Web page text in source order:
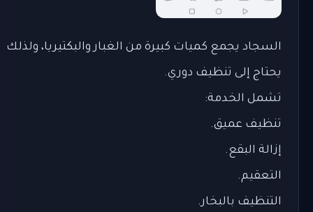
السجاد يجمع كميات كبيرة من الغبار والبكتيريا، ولذلك
يحتاج إلى تنظيف دوري.
تشمل الخدمة:
تنظيف عميق.
إزالة البقع.
التعقيم.
التنظيف بالبخار.